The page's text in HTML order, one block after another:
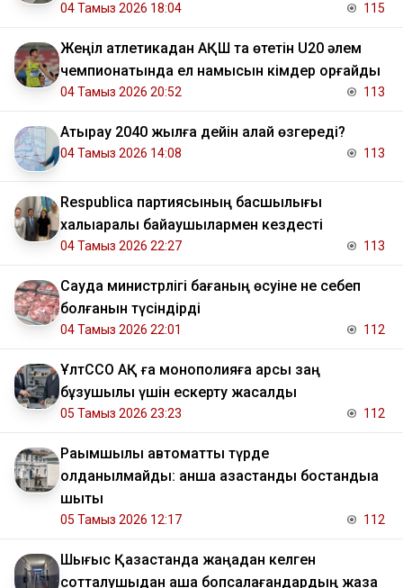
04 Тамыз 2026 18:04 115
Жеңіл атлетикадан АҚШ та өтетін U20 әлем
чемпионатында ел намысын кімдер қорғайды
04 Тамыз 2026 20:52 113
Атырау 2040 жылға дейін қалай өзгереді?
04 Тамыз 2026 14:08 113
Respublica партиясының басшылығы
халықаралық байқаушылармен кездесті
04 Тамыз 2026 22:27 113
Сауда министрлігі бағаның өсуіне не себеп
болғанын түсіндірді
04 Тамыз 2026 22:01 112
ҰлтССО АҚ ға монополияға қарсы заң
бұзушылық үшін ескерту жасалды
05 Тамыз 2026 23:23 112
Рақымшылық автоматты түрде
қолданылмайды: қанша қазақстандық бостандыққа
шықты
05 Тамыз 2026 12:17 112
Шығыс Қазақстанда жаңадан келген
сотталушыдан ақша бопсалағандардың жаза